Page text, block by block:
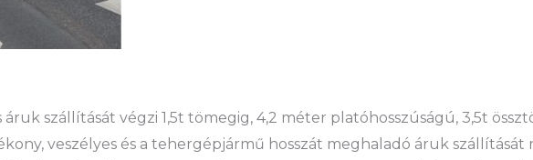
áruk szállítását végzi 1,5t tömegig, 4,2 méter platóhosszúságú, 3,5t
veszélyes és a tehergépjármű hosszát meghaladó áruk szállítását